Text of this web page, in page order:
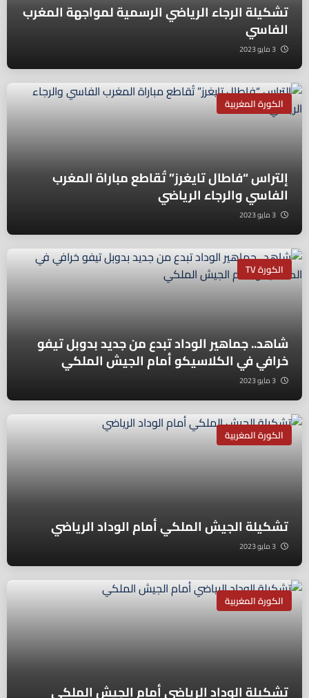
تشكيلة الرجاء الرياضي الرسمية لمواجهة المغرب
الفاسي
الكورة المغربية
إلتراس “فاطال تايغرز” تُقاطع مباراة المغرب
الفاسي والرجاء الرياضي
الكورة TV
شاهد.. جماهير الوداد تبدع من جديد بدوبل تيفو
خرافي في الكلاسيكو أمام الجيش الملكي
الكورة المغربية
تشكيلة الجيش الملكي أمام الوداد الرياضي
الكورة المغربية
تشكيلة الوداد الرياضي أمام الجيش الملكي